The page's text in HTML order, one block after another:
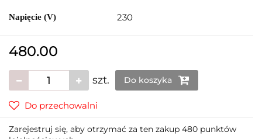
Napięcie (V) 230
480.00
szt. Do koszyka
Do przechowalni
Zarejestruj się, aby otrzymać za ten zakup 480 punktów